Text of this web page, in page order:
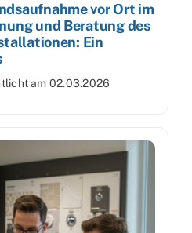
vor Ort im
und Beratung des
Ein
am 02.03.2026